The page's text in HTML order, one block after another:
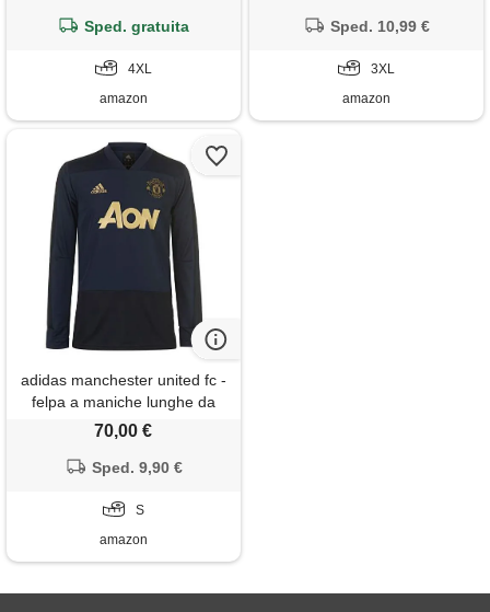
maniche lunghe, in flanella,
multicolore/onde marine
(ocean tides), xxxxl
Sped. gratuita
4XL
amazon
nere con e giacchetto in pelle
Sped. 10,99 €
3XL
amazon
adidas manchester united fc -
felpa a maniche lunghe da
uomo
70,00 €
Sped. 9,90 €
S
amazon